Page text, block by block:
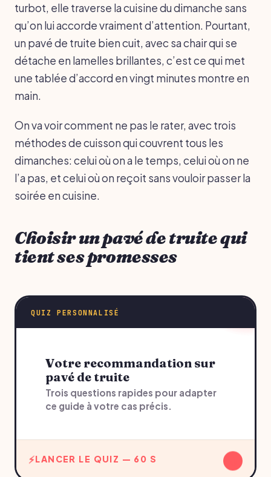
turbot, elle traverse la cuisine du dimanche sans
qu’on lui accorde vraiment d’attention. Pourtant,
un pavé de truite bien cuit, avec sa chair qui se
détache en lamelles brillantes, c’est ce qui met
une tablée d’accord en vingt minutes montre en
main.
On va voir comment ne pas le rater, avec trois
méthodes de cuisson qui couvrent tous les
dimanches: celui où on a le temps, celui où on ne
l’a pas, et celui où on reçoit sans vouloir passer la
soirée en cuisine.
Choisir un pavé de truite qui
tient ses promesses
QUIZ PERSONNALISÉ
Votre recommandation sur
pavé de truite
Trois questions rapides pour adapter
ce guide à votre cas précis.
LANCER LE QUIZ — 60 S